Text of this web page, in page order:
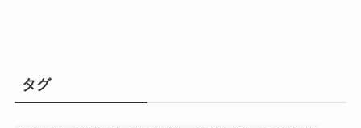
タグ